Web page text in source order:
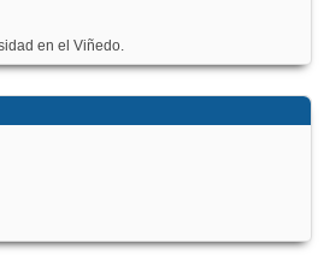
en el Viñedo.